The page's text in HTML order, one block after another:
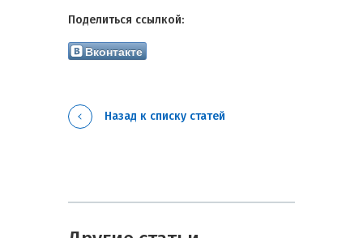
Назад к списку статей
Вконтакте
Поделиться ссылкой: